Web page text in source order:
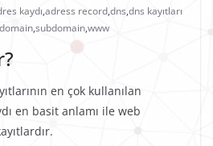
kaydı,adress record,dns,dns kayıtları
domain,subdomain,www
en çok kullanılan
en basit anlamı ile web